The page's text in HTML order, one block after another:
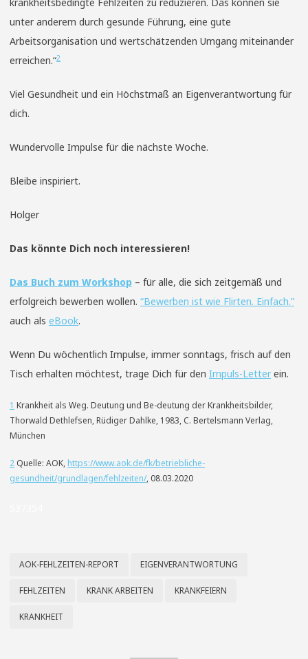
unter anderem durch gesunde Führung, eine gute
Arbeitsorganisation und wertschätzenden Umgang miteinander
erreichen.“2
Viel Gesundheit und ein Höchstmaß an Eigenverantwortung für
dich.
Wundervolle Impulse für die nächste Woche.
Bleibe inspiriert.
Holger
Das könnte Dich noch interessieren!
Das Buch zum Workshop – für alle, die sich zeitgemäß und
erfolgreich bewerben wollen. “Bewerben ist wie Flirten. Einfach.”
auch als eBook.
Wenn Du wöchentlich Impulse, immer sonntags, frisch auf den
Tisch erhalten möchtest, trage Dich für den Impuls-Letter ein.
1 Krankheit als Weg. Deutung und Be-deutung der Krankheitsbilder,
Thorwald Dethlefsen, Rüdiger Dahlke, 1983, C. Bertelsmann Verlag,
München
2 Quelle: AOK, https://www.aok.de/fk/betriebliche-
gesundheit/grundlagen/fehlzeiten/, 08.03.2020
AOK-FEHLZEITEN-REPORT EIGENVERANTWORTUNG
FEHLZEITEN KRANK ARBEITEN KRANKFEIERN
KRANKHEIT